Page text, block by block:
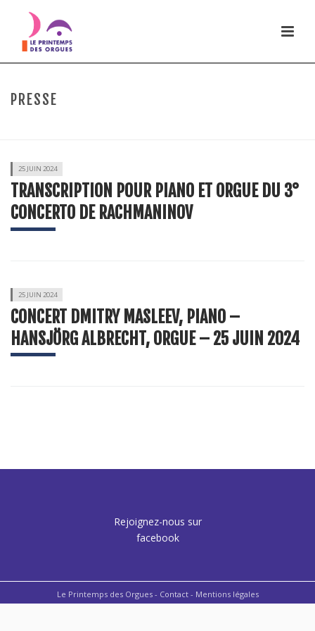
PRESSE
25 JUIN 2024
TRANSCRIPTION POUR PIANO ET ORGUE DU 3°
CONCERTO DE RACHMANINOV
25 JUIN 2024
CONCERT DMITRY MASLEEV, PIANO –
HANSJÖRG ALBRECHT, ORGUE – 25 JUIN 2024
Rejoignez-nous sur
facebook
Le Printemps des Orgues - Contact- Mentions légales